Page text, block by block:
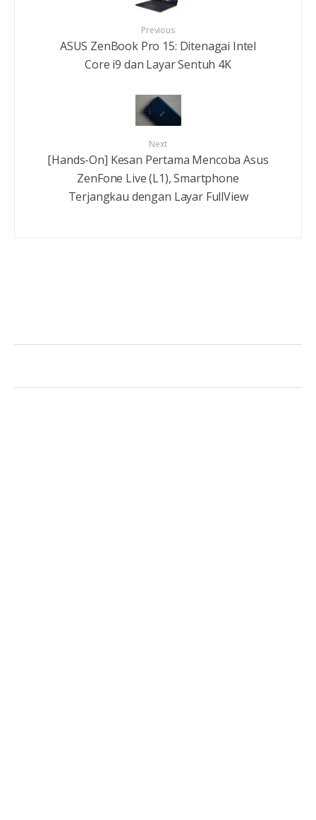
Previous
ASUS ZenBook Pro 15: Ditenagai Intel
Core i9 dan Layar Sentuh 4K
Next
[Hands-On] Kesan Pertama Mencoba Asus
ZenFone Live (L1), Smartphone
Terjangkau dengan Layar FullView